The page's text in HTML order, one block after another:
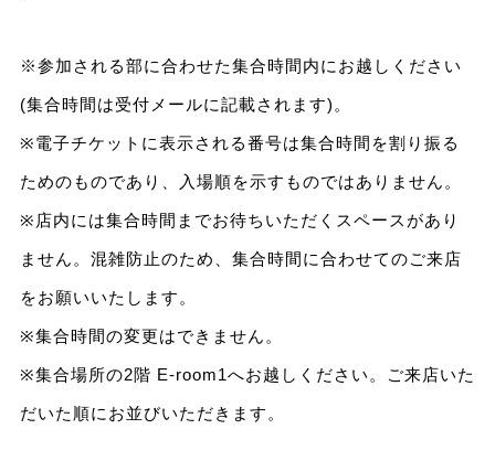
※参加される部に合わせた集合時間内にお越しください
(集合時間は受付メールに記載されます)。
※電子チケットに表示される番号は集合時間を割り振る
ためのものであり、入場順を示すものではありません。
※店内には集合時間までお待ちいただくスペースがあり
ません。混雑防止のため、集合時間に合わせてのご来店
をお願いいたします。
※集合時間の変更はできません。
※集合場所の2階 E-room1へお越しください。ご来店いた
だいた順にお並びいただきます。